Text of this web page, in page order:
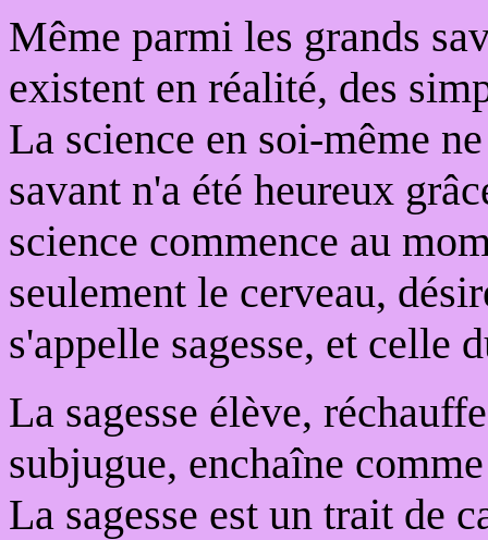
Même parmi les grands
existent en réalité, des
La science en soi-même
savant n'a été heureux
science commence au
seulement le cerveau,
s'appelle sagesse, et celle
La sagesse élève,
subjugue, enchaîne
La sagesse est un trait de